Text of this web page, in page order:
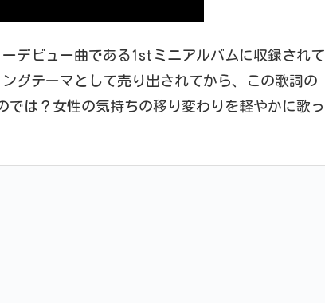
デビュー曲である1stミニアルバムに収録されて
グテーマとして売り出されてから、この歌詞の
は？女性の気持ちの移り変わりを軽やかに歌っ